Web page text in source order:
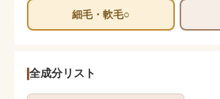
細毛・軟毛○
全成分リスト